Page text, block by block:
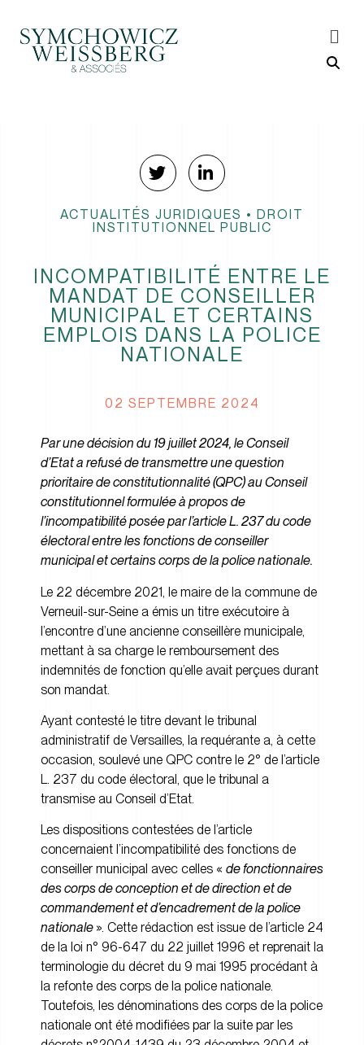
ACTUALITÉS JURIDIQUES • DROIT
INSTITUTIONNEL PUBLIC
INCOMPATIBILITÉ ENTRE LE
MANDAT DE CONSEILLER
MUNICIPAL ET CERTAINS
EMPLOIS DANS LA POLICE
NATIONALE
02 SEPTEMBRE 2024
Par une décision du 19 juillet 2024, le Conseil
d’Etat a refusé de transmettre une question
prioritaire de constitutionnalité (QPC) au Conseil
constitutionnel formulée à propos de
l’incompatibilité posée par l’article L. 237 du code
électoral entre les fonctions de conseiller
municipal et certains corps de la police nationale.
Le 22 décembre 2021, le maire de la commune de
Verneuil-sur-Seine a émis un titre exécutoire à
l’encontre d’une ancienne conseillère municipale,
mettant à sa charge le remboursement des
indemnités de fonction qu’elle avait perçues durant
son mandat.
Ayant contesté le titre devant le tribunal
administratif de Versailles, la requérante a, à cette
occasion, soulevé une QPC contre le 2° de l’article
L. 237 du code électoral, que le tribunal a
transmise au Conseil d’Etat.
Les dispositions contestées de l’article
concernaient l’incompatibilité des fonctions de
conseiller municipal avec celles « de fonctionnaires
des corps de conception et de direction et de
commandement et d’encadrement de la police
nationale ». Cette rédaction est issue de l’article 24
de la loi n° 96-647 du 22 juillet 1996 et reprenait la
terminologie du décret du 9 mai 1995 procédant à
la refonte des corps de la police nationale.
Toutefois, les dénominations des corps de la police
nationale ont été modifiées par la suite par les